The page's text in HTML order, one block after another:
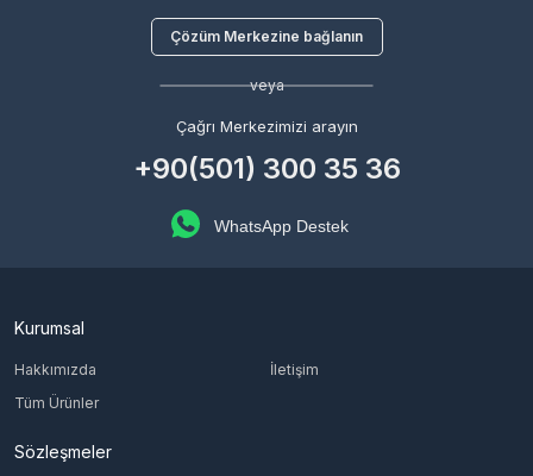
Çözüm Merkezine bağlanın
veya
Çağrı Merkezimizi arayın
+90(501) 300 35 36
WhatsApp Destek
Kurumsal
Hakkımızda
İletişim
Tüm Ürünler
Sözleşmeler